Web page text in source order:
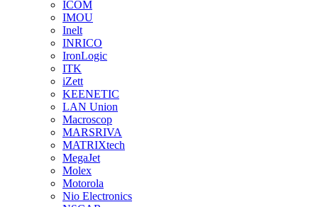
ICOM
IMOU
Inelt
INRICO
IronLogic
ITK
iZett
KEENETIC
LAN Union
Macroscop
MARSRIVA
MATRIXtech
MegaJet
Molex
Motorola
Nio Electronics